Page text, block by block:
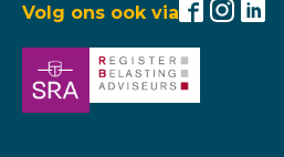
Volg ons ook via